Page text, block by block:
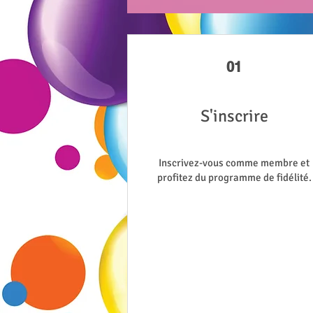
01
S'inscrire
Inscrivez-vous comme membre et
profitez du programme de fidélité.